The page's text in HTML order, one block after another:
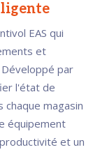
EAS qui
et
par
l'état de
chaque magasin
équipement
et un